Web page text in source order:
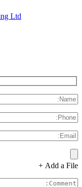
Ltd
Add a File +